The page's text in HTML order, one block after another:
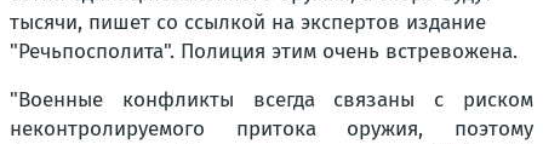
тысячи, пишет со ссылкой на экспертов издание
"Речьпосполита". Полиция этим очень встревожена.
"Военные конфликты всегда связаны с риском
неконтролируемого притока оружия, поэтому